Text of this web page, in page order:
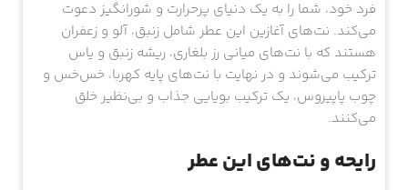
فرد خود، شما را به یک دنیای پرحرارت و شورانگیز دعوت
می‌کند. نت‌های آغازین این عطر شامل زنبق، آلو و زعفران
هستند که با نت‌های میانی رز بلغاری، ریشه زنبق و یاس
ترکیب می‌شوند و در نهایت با نت‌های پایه کهربا، خس‌خس و
چوب پاپیروس، یک ترکیب بویایی جذاب و بی‌نظیر خلق
می‌کنند.
رایحه و نت‌های این عطر